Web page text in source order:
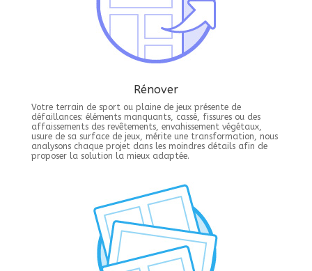
Rénover
Votre terrain de sport ou plaine de jeux présente de
défaillances: éléments manquants, cassé, fissures ou des
affaissements des revêtements, envahissement végétaux,
usure de sa surface de jeux, mérite une transformation, nous
analysons chaque projet dans les moindres détails afin de
proposer la solution la mieux adaptée.